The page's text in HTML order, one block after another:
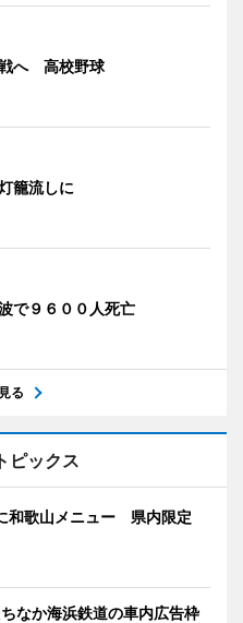
へ 高校野球
籠流しに
で９６００人死亡
る
ピックス
和歌山メニュー 県内限定
なか海浜鉄道の車内広告枠